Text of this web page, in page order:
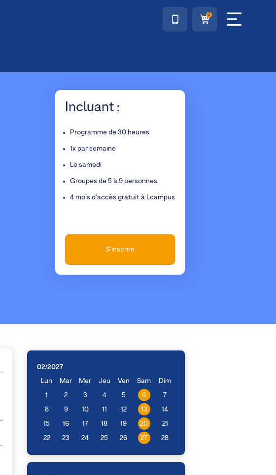
0
Incluant :
Programme de 30 heures
1x par semaine
Le samedi
Groupes de 5 à 9 personnes
4 mois d'accès gratuit à Lcampus
S'inscrire
02/2027
Lun
Mar Mer Jeu Ven Sam Dim
1 2 3 4 5 6 7
8 9 10 11 12 13 14
15 16 17 18 19 20 21
22 23 24 25 26 27 28